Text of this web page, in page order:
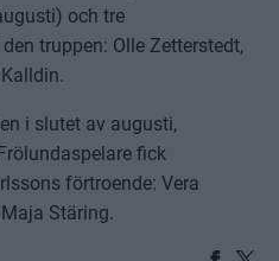
och tre
truppen: Olle Zetterstedt,
i slutet av augusti,
fick
förtroende: Vera
Stäring.